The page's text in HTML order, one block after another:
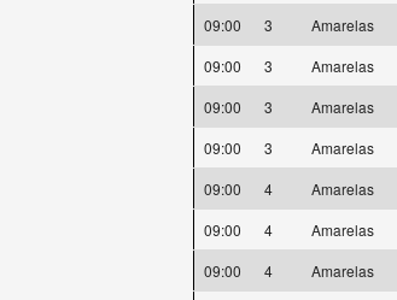
09:00
3 Amarelas
09:00
3 Amarelas
09:00
3 Amarelas
09:00
3 Amarelas
09:00
4 Amarelas
09:00
4 Amarelas
09:00
4 Amarelas